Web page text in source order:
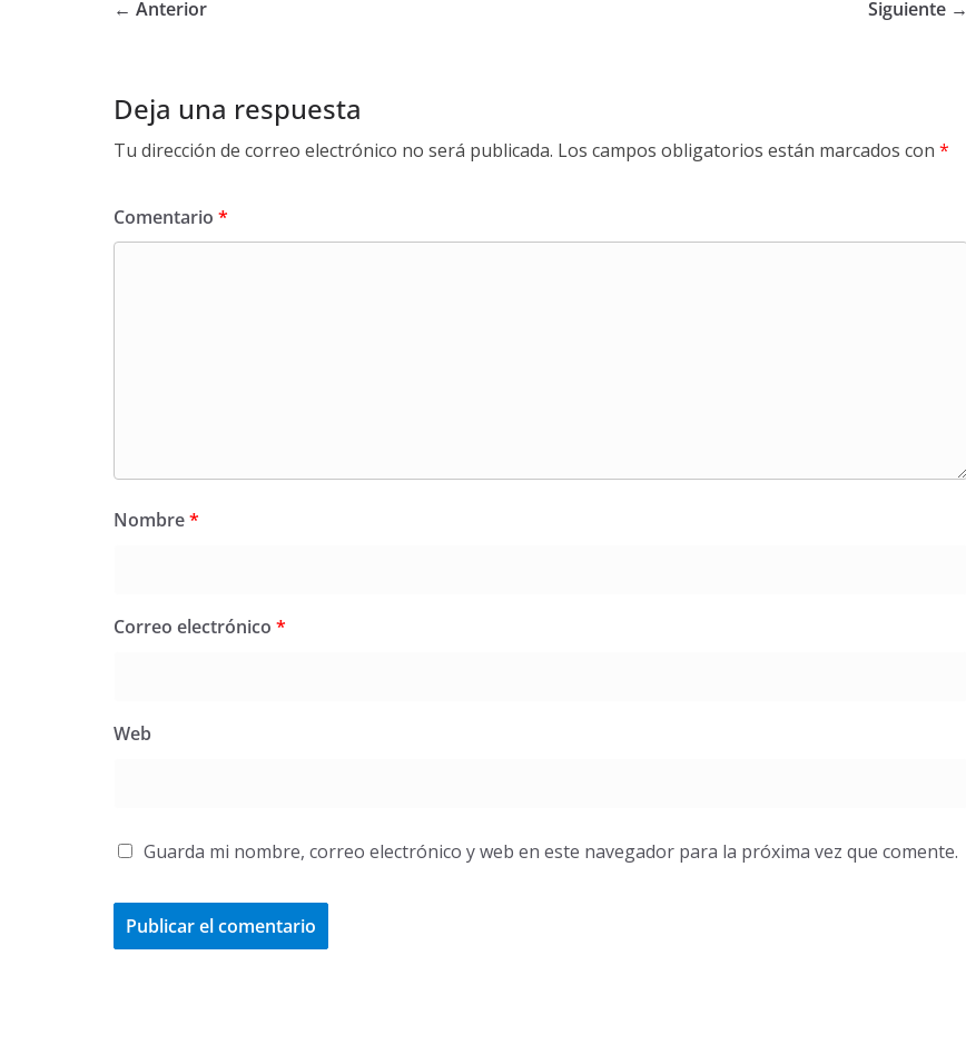
← Anterior Siguiente →
Deja una respuesta
Tu dirección de correo electrónico no será publicada. Los campos obligatorios están marcados con *
Comentario *
Nombre*
Correo electrónico *
Web
Guarda mi nombre, correo electrónico y web en este navegador para la próxima vez que comente.